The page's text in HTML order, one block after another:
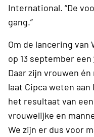
International. “De
gang.”
Om de lancering
op 13 september een
Daar zijn vrouwen
laat Cipca weten
het resultaat van
vrouwelijke en
We zijn er dus voor